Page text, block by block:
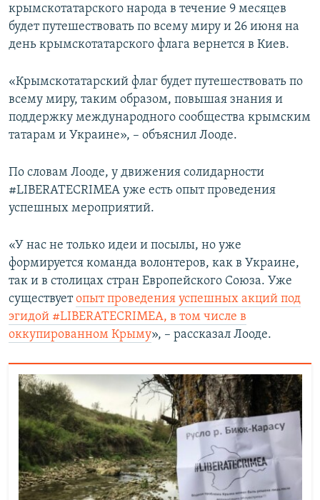
крымскотатарского народа в течение 9 месяцев
будет путешествовать по всему миру и 26 июня на
день крымскотатарского флага вернется в Киев.
«Крымскотатарский флаг будет путешествовать по
всему миру, таким образом, повышая знания и
поддержку международного сообщества крымским
татарам и Украине», – объяснил Лооде.
По словам Лооде, у движения солидарности
#LIBERATECRIMEA уже есть опыт проведения
успешных мероприятий.
«У нас не только идеи и посылы, но уже
формируется команда волонтеров, как в Украине,
так и в столицах стран Европейского Союза. Уже
существуетопыт проведения успешных акций под
эгидой #LIBERATECRIMEA, в том числе в
оккупированном Крыму», – рассказал Лооде.